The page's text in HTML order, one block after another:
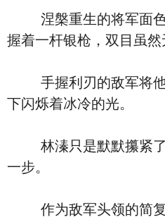
涅槃重生的将军面色
握着一杆银枪，双目虽然
手握利刃的敌军将他
下闪烁着冰冷的光。
林溱只是默默攥紧了
一步。
作为敌军头领的简复